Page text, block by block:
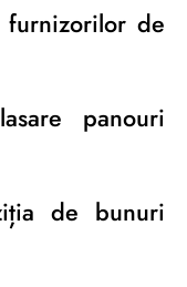
de
panouri
de bunuri